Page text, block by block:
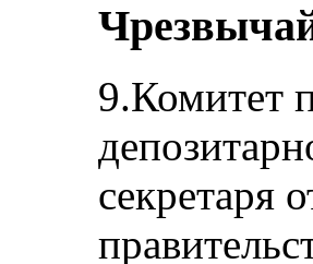
9.Комитет
секретаря